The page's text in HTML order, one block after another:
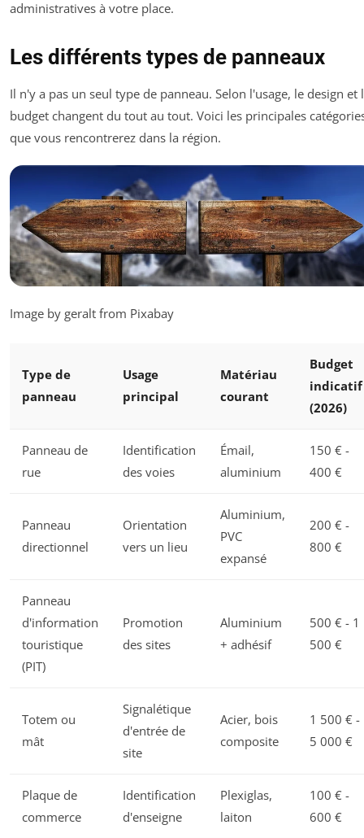
administratives à votre place.
Les différents types de panneaux
Il n'y a pas un seul type de panneau. Selon l'usage, le design et
budget changent du tout au tout. Voici les principales
que vous rencontrerez dans la région.
Image by geralt from Pixabay
Type de
panneau
Usage
principal
Matériau
courant
Budget
indicatif
(2026)
Panneau de
rue
Identification
des voies
Émail,
aluminium
150 € -
400 €
Panneau
directionnel
Orientation
vers un lieu
Aluminium,
PVC
expansé
200 € -
800 €
Panneau
d'information
touristique
(PIT)
Promotion
des sites
Aluminium
+ adhésif
500 € - 1
500 €
Totem ou
mât
Signalétique
d'entrée de
site
Acier, bois
composite
1 500 € -
5 000 €
Plaque de
commerce
Identification
d'enseigne
Plexiglas,
laiton
100 € -
600 €